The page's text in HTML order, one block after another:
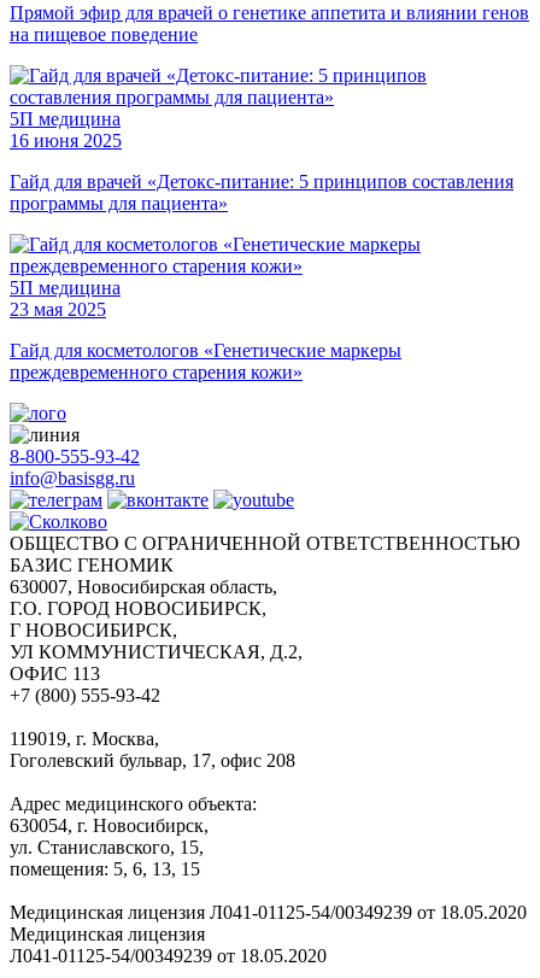
Прямой эфир для врачей о генетике аппетита и влиянии генов
на пищевое поведение
5П медицина
16 июня 2025
Гайд для врачей «Детокс-питание: 5 принципов составления
программы для пациента»
5П медицина
23 мая 2025
Гайд для косметологов «Генетические маркеры
преждевременного старения кожи»
8-800-555-93-42
info@basisgg.ru
ОБЩЕСТВО С ОГРАНИЧЕННОЙ ОТВЕТСТВЕННОСТЬЮ
БАЗИС ГЕНОМИК
630007, Новосибирская область,
Г.О. ГОРОД НОВОСИБИРСК,
Г НОВОСИБИРСК,
УЛ КОММУНИСТИЧЕСКАЯ, Д.2,
ОФИС 113
+7 (800) 555-93-42
119019, г. Москва,
Гоголевский бульвар, 17, офис 208
Адрес медицинского объекта:
630054, г. Новосибирск,
ул. Станиславского, 15,
помещения: 5, 6, 13, 15
Медицинская лицензия Л041-01125-54/00349239 от 18.05.2020
Медицинская лицензия
Л041-01125-54/00349239 от 18.05.2020